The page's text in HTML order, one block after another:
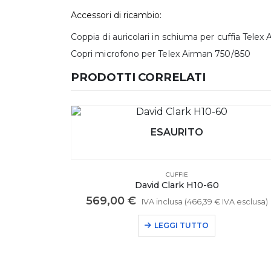
Accessori di ricambio:
Coppia di auricolari in schiuma per cuffia Telex
Copri microfono per Telex Airman 750/850
PRODOTTI CORRELATI
CUFFIE
Cuffie Elicottero David Clark H10-13H (U-174/
559,00 € IVA inclusa (458,20 €IVA esclusa)
AGGIUNGI AL CARRELLO